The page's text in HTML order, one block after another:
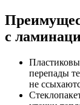
с
перепады
не